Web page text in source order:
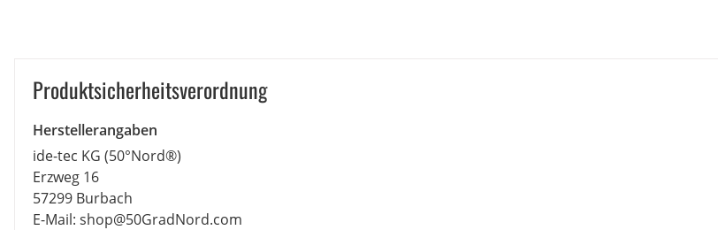
Produkt­sicher­heits­ver­ord­nung
Herstellerangaben
ide-tec KG (50°Nord®)
Erzweg 16
57299 Burbach
E-Mail: shop@50GradNord.com